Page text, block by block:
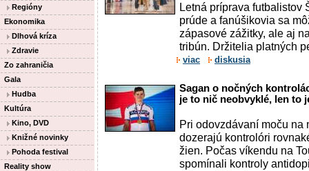
Regióny
Ekonomika
Dlhová kríza
Zdravie
Zo zahraničia
Gala
Hudba
Kultúra
Kino, DVD
Knižné novinky
Pohoda festival
Reality show
Letná príprava futbalistov
prúde a fanúšikovia sa
zápasové zážitky, ale aj
tribún. Držitelia platných
viac diskusia
Sagan o nočných
je to nič neobvyklé, len to
Pri odovzdávaní moču na
dozerajú kontrolóri
žien. Počas víkendu na
spomínali kontroly